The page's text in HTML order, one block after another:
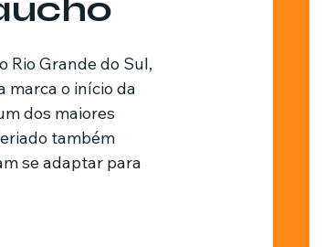
leilões Barbearia
Rio Grande do Sul,
marca o início da
dos maiores
também
se adaptar para